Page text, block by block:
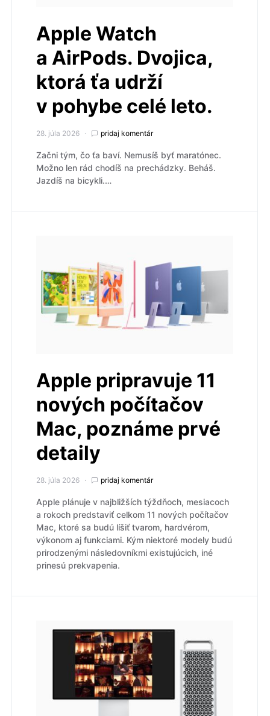
Apple Watch
a AirPods. Dvojica,
ktorá ťa udrží
v pohybe celé leto.
28. júla 2026 pridaj komentár
Začni tým, čo ťa baví. Nemusíš byť maratónec.
Možno len rád chodíš na prechádzky. Beháš.
Jazdíš na bicykli.…
Apple pripravuje 11
nových počítačov
Mac, poznáme prvé
detaily
28. júla 2026 pridaj komentár
Apple plánuje v najbližších týždňoch, mesiacoch
a rokoch predstaviť celkom 11 nových počítačov
Mac, ktoré sa budú líšiť tvarom, hardvérom,
výkonom aj funkciami. Kým niektoré modely budú
prirodzenými následovníkmi existujúcich, iné
prinesú prekvapenia.